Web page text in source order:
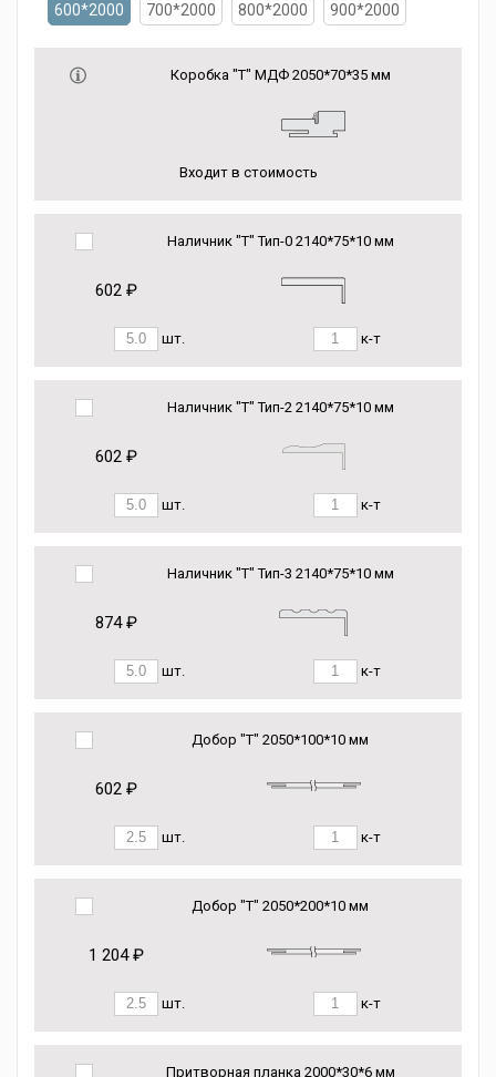
600*2000 700*2000 800*2000 900*2000
Коробка "Т" МДФ 2050*70*35 мм
Входит в стоимость
Наличник "Т" Тип-0 2140*75*10 мм
602 ₽
шт. к-т
Наличник "Т" Тип-2 2140*75*10 мм
602 ₽
шт. к-т
Наличник "Т" Тип-3 2140*75*10 мм
874 ₽
шт. к-т
Добор "Т" 2050*100*10 мм
602 ₽
шт. к-т
Добор "Т" 2050*200*10 мм
1 204 ₽
шт. к-т
Притворная планка 2000*30*6 мм